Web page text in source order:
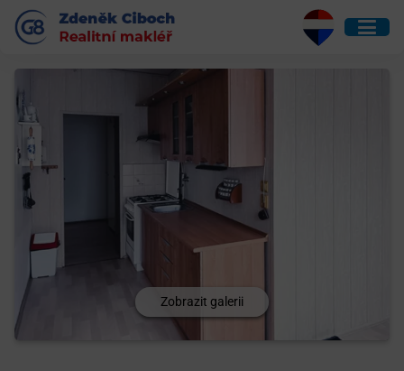
Zobrazit galerii